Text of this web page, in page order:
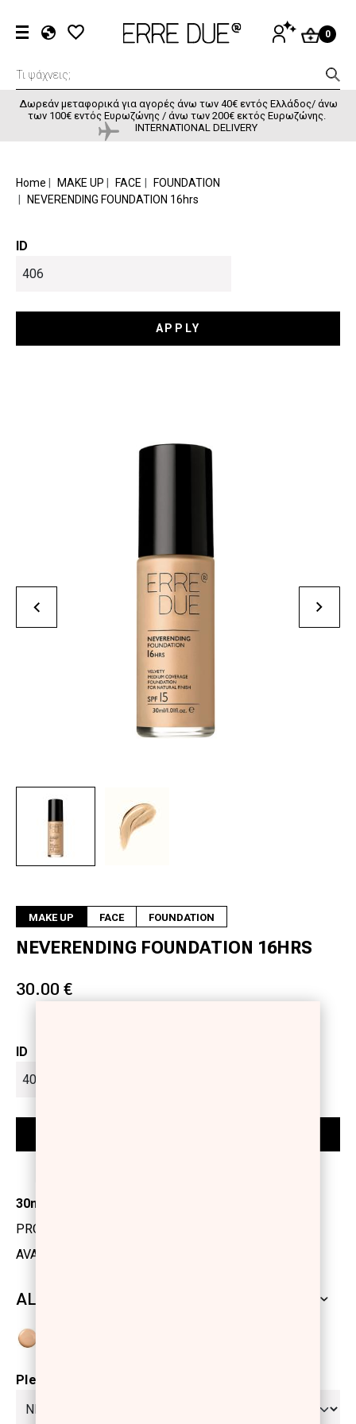
EN
FR
User
ΕΊΣΟΔΟΣ0
Δωρεάν μεταφορικά για αγορές άνω των 40€ εντός Ελλάδος/ άνω
των 100€ εντός Ευρωζώνης / άνω των 200€ εκτός Ευρωζώνης.
INTERNATIONAL DELIVERY
BREADCRUMB
Home MAKE UP FACE
FOUNDATION
NEVERENDING FOUNDATION 16hrs
ID
MAKE UP FACE FOUNDATION
NEVERENDING FOUNDATION 16HRS
30.00 €
ID
30ml
PRODUCT CODE: 1198006
AVAILABILITY: IN STOCK
ALL SHADES
Please select